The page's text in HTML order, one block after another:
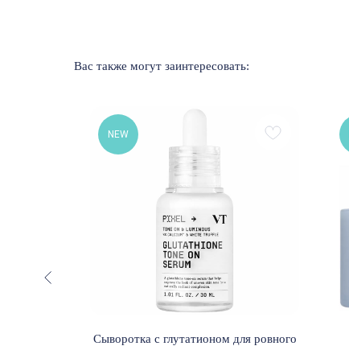
Вас также могут заинтересовать:
NEW
Сыворотка с глутатионом для ровного